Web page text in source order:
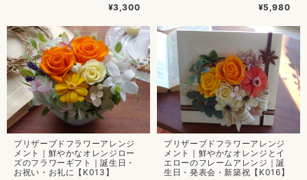
¥3,300
¥5,980
プリザーブドフラワーアレンジ
メント｜鮮やかなオレンジロー
ズのフラワーギフト｜誕生日・
お祝い・お礼に【K013】
プリザーブドフラワーアレンジ
メント｜鮮やかなオレンジとイ
エローのフレームアレンジ｜誕
生日・発表会・新築祝【K016】